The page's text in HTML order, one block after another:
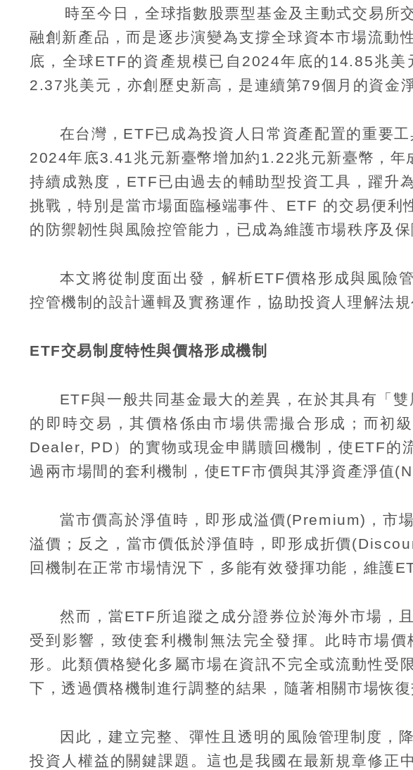
時至今日，全球指數股票型基金及主動式交易所
融創新產品，而是逐步演變為支撐全球資本市場流動
底，全球ETF的資產規模已自 2024年底的14.85兆美
2.37兆美元，亦創歷史新高，是連續第79個月的資金
在台灣， ETF已成為投資人日常資產配置的重要
2024年底3.41兆元新臺幣增加約1.22兆元新臺幣，年
持續成熟度， ETF 已由過去的輔助型投資工具，躍升
挑戰，特別是當市場面臨極端事件、 ETF 的交易便利
的防禦韌性與風險控管能力，已成為維護市場秩序及
本文將從制度面出發，解析ETF價格形成與風險
控管機制的設計邏輯及實務運作，協助投資人理解法規
ETF交易制度特性與價格形成機制
ETF與一般共同基金最大的差異，在於其具有「
的即時交易，其價格係由市場供需撮合形成；而初
Dealer, PD ）的實物或現金申購贖回機制，使ETF的
過兩市場間的套利機制，使ETF市價與其淨資產淨值
當市價高於淨值時，即形成溢價(Premium) ，市
溢價；反之，當市價低於淨值時，即形成折價
回機制在正常市場情況下，多能有效發揮功能，維護
然而，當ETF 所追蹤之成分證券位於海外市場，
受到影響，致使套利機制無法完全發揮。此時市場
形。此類價格變化多屬市場在資訊不完全或流動性受
下，透過價格機制進行調整的結果，隨著相關市場恢
因此，建立完整、彈性且透明的風險管理制度，
投資人權益的關鍵課題。這也是我國在最新規章修正